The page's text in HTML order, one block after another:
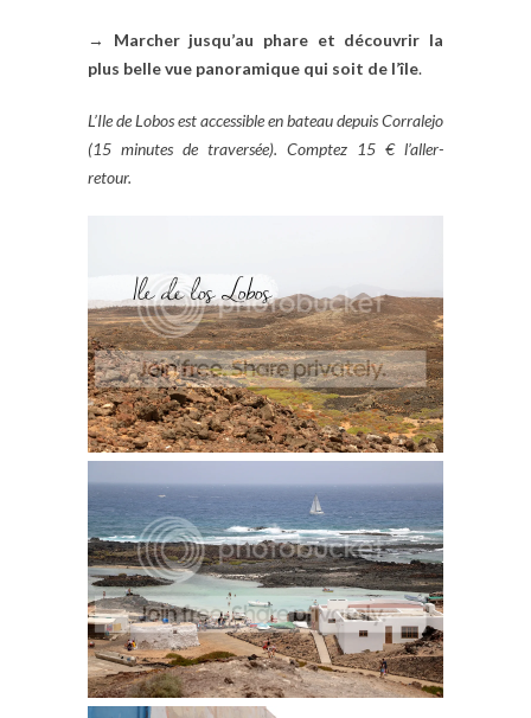
→ Marcher jusqu’au phare et découvrir la
plus belle vue panoramique qui soit de l’île.
L’Ile de Lobos est accessible en bateau depuis Corralejo
(15 minutes de traversée). Comptez 15 € l’aller-
retour.